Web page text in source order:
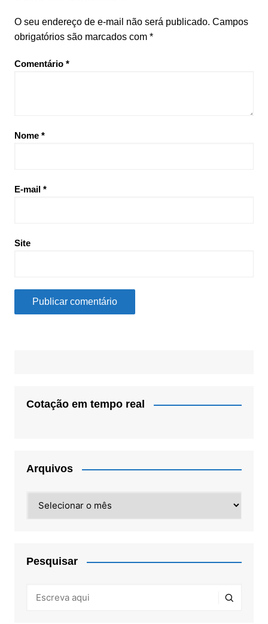
O seu endereço de e-mail não será publicado. Campos
obrigatórios são marcados com *
Comentário *
Nome *
E-mail *
Site
Cotação em tempo real
Arquivos
Pesquisar